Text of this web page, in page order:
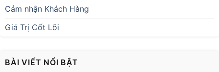
Cảm nhận Khách Hàng
Giá Trị Cốt Lõi
BÀI VIẾT NỔI BẬT